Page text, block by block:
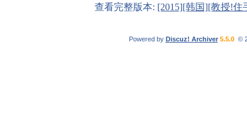
查看完整版本: [2015][韩国][教授!住
Powered by Discuz! Archiver 5.5.0©